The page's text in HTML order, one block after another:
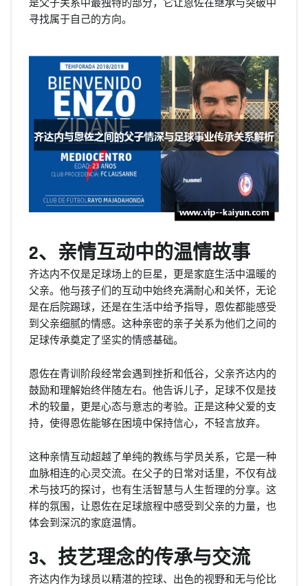
寻找属于自己的方向。
2、亲情互动中的温情故事
齐达内不仅是足球场上的巨星，更是家庭生活中温暖的
父亲。他与孩子们的互动中始终充满耐心和关怀，无论
是在后院踢球，还是在生活中给予指导，恩佐都能感受
到父亲细腻的情感。这种亲密的亲子关系为他们之间的
足球传承奠定了坚实的情感基础。
恩佐在青训阶段经常会遇到挫折和低谷，父亲齐达内的
鼓励和理解始终伴随左右。他告诉儿子，足球不仅是技
术的较量，更是心态与意志的考验。正是这种父爱的支
持，使得恩佐能够在困境中保持信心，不轻言放弃。
这种亲情互动超越了单纯的教练与学员关系，它是一种
血脉相连的心灵交流。在父子的日常对话里，不仅有战
术与技巧的探讨，也有生活智慧与人生哲理的分享。这
样的氛围，让恩佐在足球旅程中感受到父亲的力量，也
体会到深沉的家庭温情。
3、技艺理念的传承与交流
齐达内作为球员以精湛的控球、出色的视野和无与伦比